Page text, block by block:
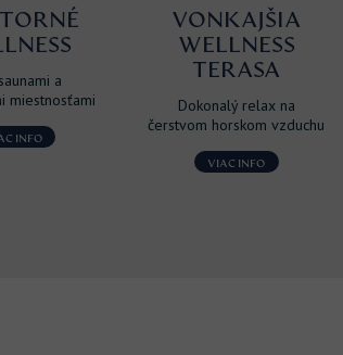
a
miestnosťami
INFO
VONKAJŠIA
WELLNESS
TERASA
Dokonalý relax na
čerstvom horskom vzduchu
VIAC INFO